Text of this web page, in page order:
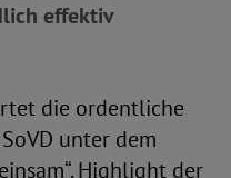
effektiv
die ordentliche
unter dem
Highlight der